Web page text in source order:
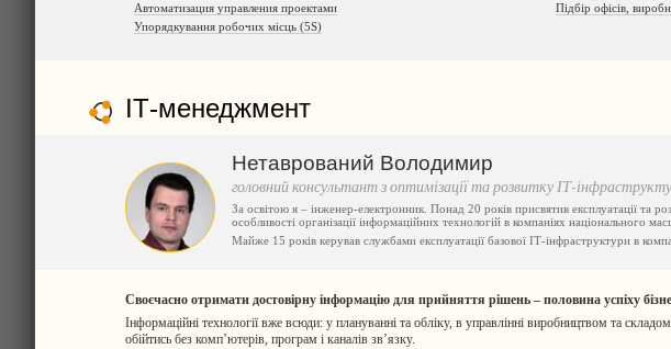
Автоматизация управления проектами
Упорядкування робочих місць (5S)
Підбір офісів,
ІТ-менеджмент
Нетаврований Володимир
головний консультант з оптимізації та розвитку ІТ-
За освітою я – інженер-електронник. Понад 20 років присвятив експлуатації та
особливості організації інформаційних технологій в компаніях національного
Майже 15 років керував службами експлуатації базової ІТ-інфраструктури в
Своєчасно отримати достовірну інформацію для прийняття рішень – половина успіху
Інформаційні технології вже всюди: у плануванні та обліку, в управлінні виробництвом та
обійтись без комп’ютерів, програм і каналів зв’язку.